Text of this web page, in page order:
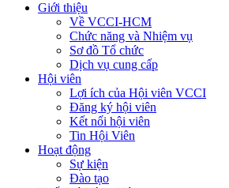
Giới thiệu
Về VCCI-HCM
Chức năng và Nhiệm vụ
Sơ đồ Tổ chức
Dịch vụ cung cấp
Hội viên
Lợi ích của Hội viên VCCI
Đăng ký hội viên
Kết nối hội viên
Tin Hội Viên
Hoạt động
Sự kiện
Đào tạo